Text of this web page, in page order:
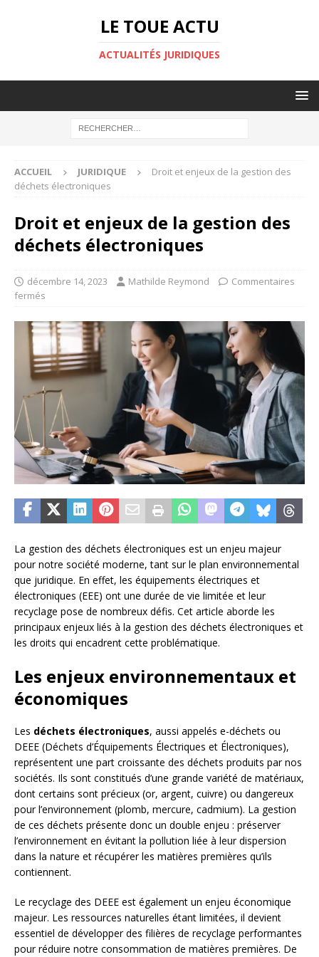
LE TOUE ACTU
ACTUALITÉS JURIDIQUES
ACCUEIL JURIDIQUE
Droit et enjeux de la gestion des
déchets électroniques
Droit et enjeux de la gestion des
déchets électroniques
décembre 14, 2023 Mathilde Reymond
Commentaires
fermés
La gestion des déchets électroniques est un enjeu majeur
pour notre société moderne, tant sur le plan environnemental
que juridique. En effet, les équipements électriques et
électroniques (EEE) ont une durée de vie limitée et leur
recyclage pose de nombreux défis. Cet article aborde les
principaux enjeux liés à la gestion des déchets électroniques et
les droits qui encadrent cette problématique.
Les enjeux environnementaux et
économiques
Les déchets électroniques, aussi appelés e-déchets ou
DEEE (Déchets d’Équipements Électriques et Électroniques),
représentent une part croissante des déchets produits par nos
sociétés. Ils sont constitués d’une grande variété de matériaux,
dont certains sont précieux (or, argent, cuivre) ou dangereux
pour l’environnement (plomb, mercure, cadmium). La gestion
de ces déchets présente donc un double enjeu : préserver
l’environnement en évitant la pollution liée à leur dispersion
dans la nature et récupérer les matières premières qu’ils
contiennent.
Le recyclage des DEEE est également un enjeu économique
majeur. Les ressources naturelles étant limitées, il devient
essentiel de développer des filières de recyclage performantes
pour réduire notre consommation de matières premières. De